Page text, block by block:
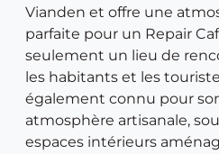
Vianden et offre une
parfaite pour un Repair
seulement un lieu de
les habitants et les
également connu pour
atmosphère artisanale,
espaces intérieurs